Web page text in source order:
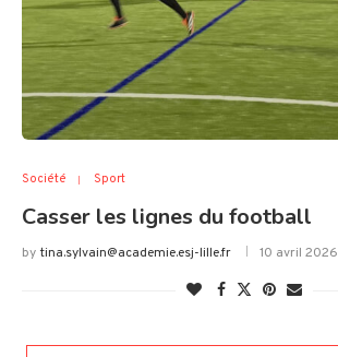
Société Sport
Casser les lignes du football
bytina.sylvain@academie.esj-lille.fr 10 avril 2026